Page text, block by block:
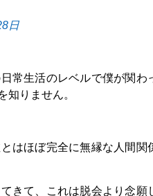
日
常生活のレベルで僕が関わ
知りません。
はほぼ完全に無縁な人間関
きて、これは脱会より念願